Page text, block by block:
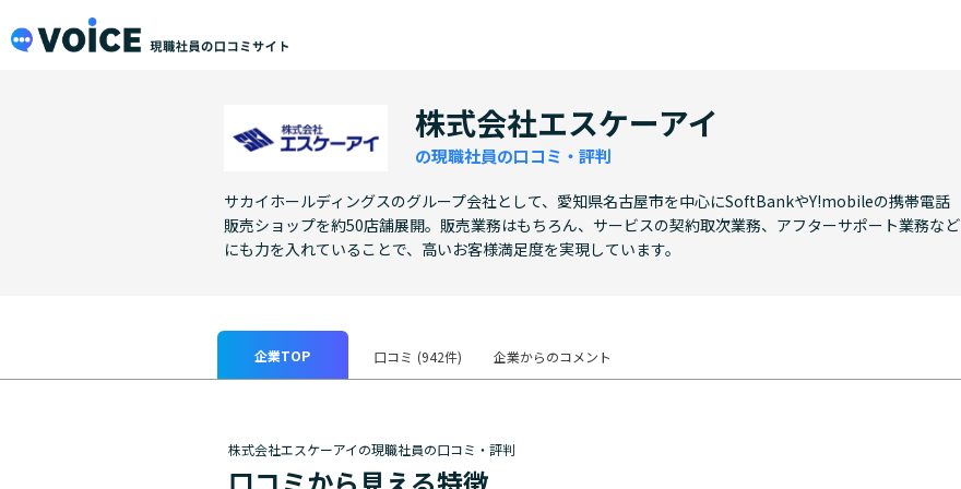
メインコンテンツにスキップ
株式会社エスケーアイ
の現職社員の口コミ・評判
サカイホールディングスのグループ会社として、愛知県名古屋市を中心にSoftBankやY!mobileの携帯電話
販売ショップを約50店舗展開。販売業務はもちろん、サービスの契約取次業務、アフターサポート業務など
にも力を入れていることで、高いお客様満足度を実現しています。
企業TOP 口コミ (942件) 企業からのコメント
株式会社エスケーアイの現職社員の口コミ・評判